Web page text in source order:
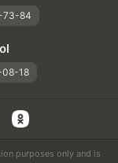
73-84
08-18
purposes only and is